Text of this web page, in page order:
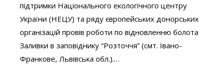
підтримки Національного екологічного центру
України (НЕЦУ) та ряду європейських донорських
організацій провів роботи по відновленню болота
Заливки в заповіднику “Розточчя” (смт. Івано-
Франкове, Львівська обл.).…